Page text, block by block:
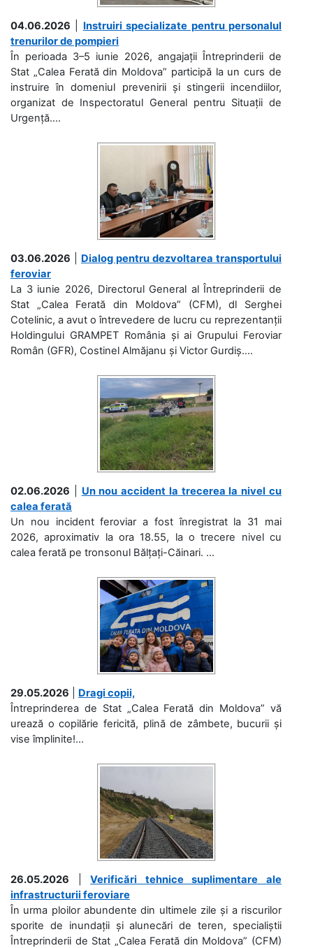
04.06.2026
Instruiri specializate pentru personalul
trenurilor de pompieri
În perioada 3–5 iunie 2026, angajații Întreprinderii de
Stat „Calea Ferată din Moldova” participă la un curs de
instruire în domeniul prevenirii și stingerii incendiilor,
organizat de Inspectoratul General pentru Situații de
Urgență....
03.06.2026
Dialog pentru dezvoltarea transportului
feroviar
La 3 iunie 2026, Directorul General al Întreprinderii de
Stat „Calea Ferată din Moldova” (CFM), dl Serghei
Cotelinic, a avut o întrevedere de lucru cu reprezentanții
Holdingului GRAMPET România și ai Grupului Feroviar
Român (GFR), Costinel Almăjanu și Victor Gurdiș....
02.06.2026
Un nou accident la trecerea la nivel cu
calea ferată
Un nou incident feroviar a fost înregistrat la 31 mai
2026, aproximativ la ora 18.55, la o trecere nivel cu
calea ferată pe tronsonul Bălțați-Căinari. ...
29.05.2026
Dragi copii,
Întreprinderea de Stat „Calea Ferată din Moldova” vă
urează o copilărie fericită, plină de zâmbete, bucurii și
vise împlinite!...
26.05.2026 |Verificări tehnice suplimentare ale
infrastructurii feroviare
În urma ploilor abundente din ultimele zile și a riscurilor
sporite de inundații și alunecări de teren, specialiștii
Întreprinderii de Stat „Calea Ferată din Moldova” (CFM)